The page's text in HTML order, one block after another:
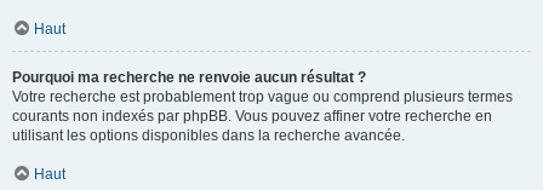
Haut
Pourquoi ma recherche ne renvoie aucun résultat ?
Votre recherche est probablement trop vague ou comprend plusieurs termes
courants non indexés par phpBB. Vous pouvez affiner votre recherche en
utilisant les options disponibles dans la recherche avancée.
Haut